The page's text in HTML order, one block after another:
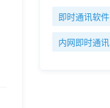
即时通讯软件
内网即时通讯